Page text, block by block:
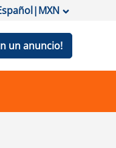
|MXN
un anuncio!